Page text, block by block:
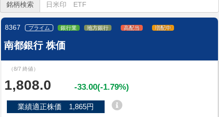
銘柄検索
8367 プライム 銀行業 地方銀行 高配当 増配中
南都銀行 株価
（8/7 終値）
1,808.0 -33.00(-1.79%)
業績適正株価 1,865円